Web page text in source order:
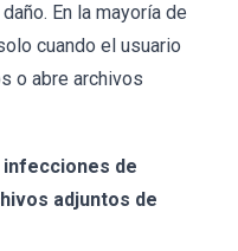
En la mayoría de
cuando el usuario
o abre archivos
infecciones de
adjuntos de